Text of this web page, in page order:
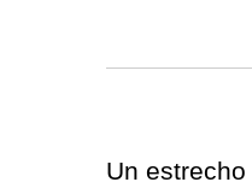
Un